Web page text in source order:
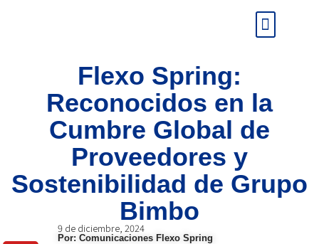
Flexo Spring:
Reconocidos en la
Cumbre Global de
Proveedores y
Sostenibilidad de Grupo
Bimbo
Por: Comunicaciones Flexo Spring
9 de diciembre, 2024